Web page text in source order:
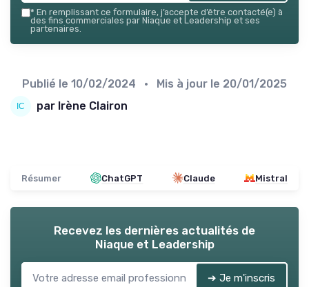
* En remplissant ce formulaire, j’accepte d’être contacté(e) à
des fins commerciales par Niaque et Leadership et ses
partenaires.
Publié le 10/02/2024 • Mis à jour le 20/01/2025
par Irène Clairon
Résumer ChatGPT Claude Mistral
Recevez les dernières actualités de
Niaque et Leadership
➔ Je m'inscris